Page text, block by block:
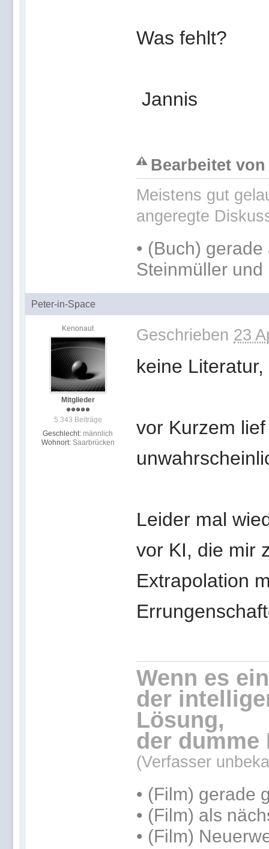
Was fehlt?
Jannis
Bearbeitet
Meistens gut
angeregte
• (Buch) gerade
Steinmüller
Peter-in-Space
Kenonaut
Mitglieder
5.343 Beiträge
Geschlecht: männlich
Wohnort: Saarbrücken
Geschrieben 23
keine
vor Kurzem
Leider mal
vor KI, die mir
Extrapolation
Wenn es
der
Lösung,
der dumme
(Verfasser
• (Film) gerade
• (Film) als
• (Film)